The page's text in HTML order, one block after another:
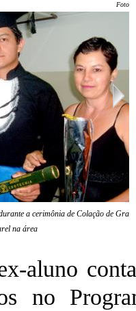
Foto:
a cerimônia de Colação de Grau
na área
aluno
no